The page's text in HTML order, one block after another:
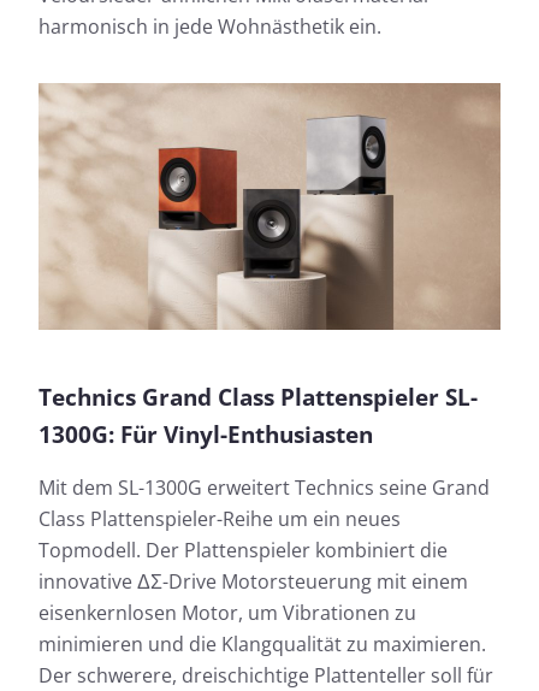
harmonisch in jede Wohnästhetik ein.
Technics Grand Class Plattenspieler SL-
1300G: Für Vinyl-Enthusiasten
Mit dem SL-1300G erweitert Technics seine Grand
Class Plattenspieler-Reihe um ein neues
Topmodell. Der Plattenspieler kombiniert die
innovative ΔΣ-Drive Motorsteuerung mit einem
eisenkernlosen Motor, um Vibrationen zu
minimieren und die Klangqualität zu maximieren.
Der schwerere, dreischichtige Plattenteller soll für